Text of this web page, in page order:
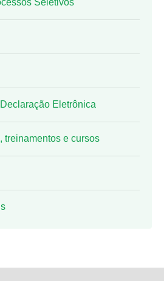
Seletivos
Eletrônica
treinamentos e cursos